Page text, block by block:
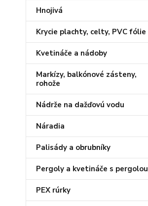
Hnojivá
Krycie plachty, celty, PVC fólie
Kvetináče a nádoby
Markízy, balkónové zásteny,
rohože
Nádrže na dažďovú vodu
Náradia
Palisády a obrubníky
Pergoly a kvetináče s pergolou
PEX rúrky